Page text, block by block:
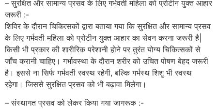
– सुरक्षित और सामान्य प्रसव के लिए गर्भवती महिला को प्रोटीन युक्त आहार
जरूरी :-
शिविर के दौरान चिकित्सकों द्वारा बताया गया कि सुरक्षित और सामान्य प्रसव
के लिए गर्भवती महिला को प्रोटीन युक्त आहार का सेवन करना जरूरी है|
किसी भी प्रकार की शारीरिक परेशानी होने पर तुरंत योग्य चिकित्सकों से
जाँच करानी चाहिए। गर्भावस्था के दौरान शरीर को उचित पोषण बेहद जरूरी
है। इससे ना सिर्फ गर्भवती स्वस्थ रहेगी, बल्कि गर्भस्थ शिशु भी स्वस्थ
रहेगा। जिससे सुरक्षित प्रसव को भी बढ़ावा मिलेगा।
– संस्थागत प्रसव को लेकर किया गया जागरूक :-